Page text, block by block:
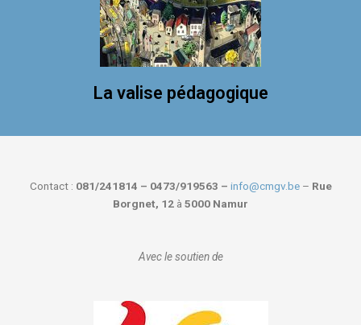
La valise pédagogique
Contact : 081/241814 – 0473/919563 – info@cmgv.be– Rue
Borgnet, 12 à 5000 Namur
Avec le soutien de